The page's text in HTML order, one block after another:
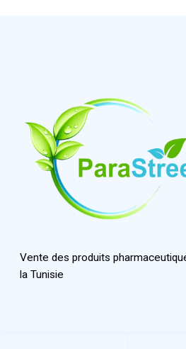
Vente des produits
la Tunisie